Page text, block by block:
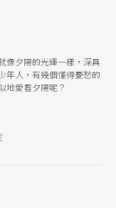
像夕陽的光輝一樣，深具
年人，有幾個懂得憂愁的
地愛看夕陽呢？